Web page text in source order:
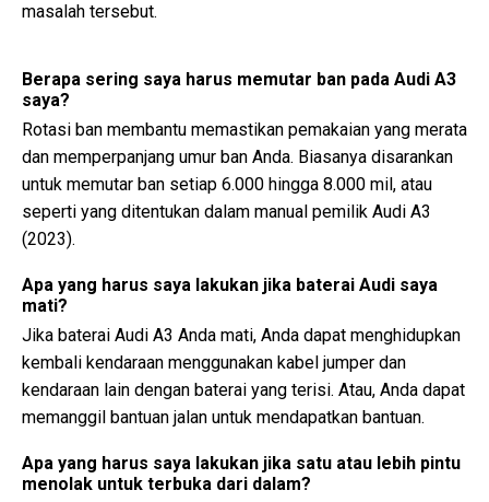
masalah tersebut.
Berapa sering saya harus memutar ban pada Audi A3
saya?
Rotasi ban membantu memastikan pemakaian yang merata
dan memperpanjang umur ban Anda. Biasanya disarankan
untuk memutar ban setiap 6.000 hingga 8.000 mil, atau
seperti yang ditentukan dalam manual pemilik Audi A3
(2023).
Apa yang harus saya lakukan jika baterai Audi saya
mati?
Jika baterai Audi A3 Anda mati, Anda dapat menghidupkan
kembali kendaraan menggunakan kabel jumper dan
kendaraan lain dengan baterai yang terisi. Atau, Anda dapat
memanggil bantuan jalan untuk mendapatkan bantuan.
Apa yang harus saya lakukan jika satu atau lebih pintu
menolak untuk terbuka dari dalam?